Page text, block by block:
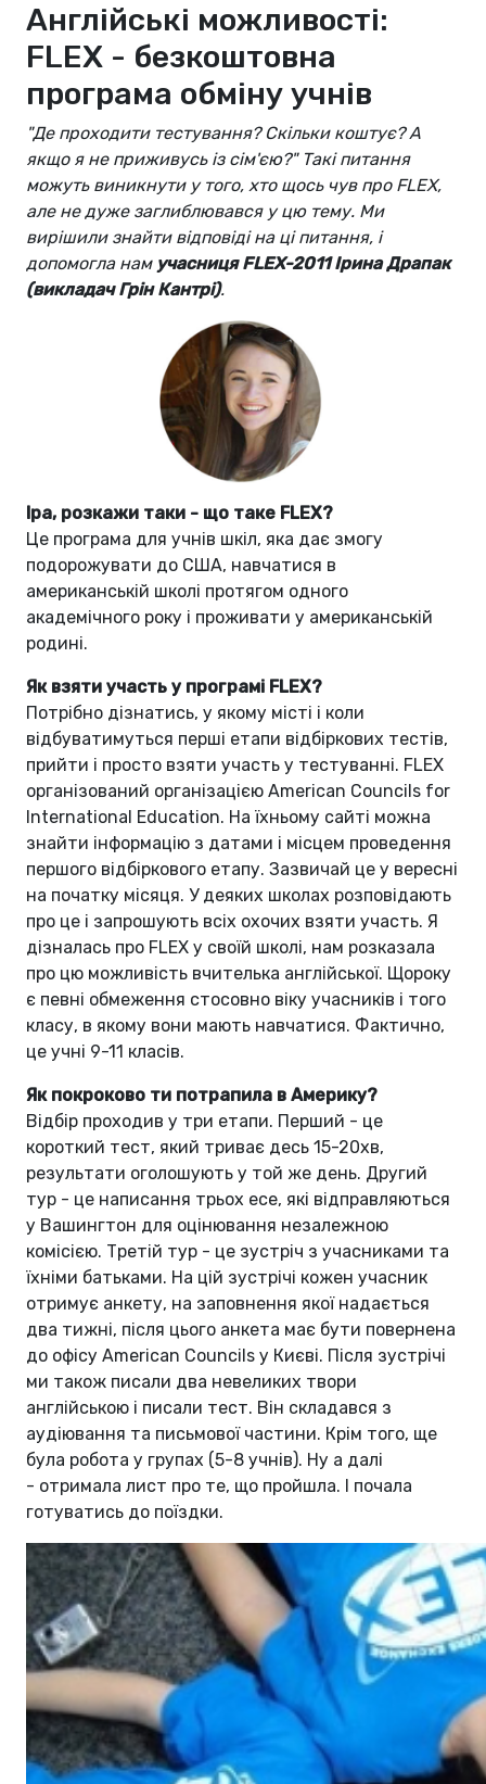
Англійські можливості:
FLEX - безкоштовна
програма обміну учнів
"Де проходити тестування? Скільки коштує? А
якщо я не приживусь із сім'єю?" Такі питання
можуть виникнути у того, хто щось чув про FLEX,
але не дуже заглиблювався у цю тему. Ми
вирішили знайти відповіді на ці питання, і
допомогла нам учасниця FLEX-2011 Ірина Драпак
(викладач Грін Кантрі).
Іра, розкажи таки - що таке FLEX?
Це програма для учнів шкіл, яка дає змогу
подорожувати до США, навчатися в
американській школі протягом одного
академічного року і проживати у американській
родині.
Як взяти участь у програмі FLEX?
Потрібно дізнатись, у якому місті і коли
відбуватимуться перші етапи відбіркових тестів,
прийти і просто взяти участь у тестуванні. FLEX
організований організацією American Councils for
International Education. На їхньому сайті можна
знайти інформацію з датами і місцем проведення
першого відбіркового етапу. Зазвичай це у вересні
на початку місяця. У деяких школах розповідають
про це і запрошують всіх охочих взяти участь. Я
дізналась про FLEX у своїй школі, нам розказала
про цю можливість вчителька англійської. Щороку
є певні обмеження стосовно віку учасників і того
класу, в якому вони мають навчатися. Фактично,
це учні 9-11 класів.
Як покроково ти потрапила в Америку?
Відбір проходив у три етапи. Перший - це
короткий тест, який триває десь 15-20хв,
результати оголошують у той же день. Другий
тур - це написання трьох есе, які відправляються
у Вашингтон для оцінювання незалежною
комісією. Третій тур - це зустріч з учасниками та
їхніми батьками. На цій зустрічі кожен учасник
отримує анкету, на заповнення якої надається
два тижні, після цього анкета має бути повернена
до офісу American Councils у Києві. Після зустрічі
ми також писали два невеликих твори
англійською і писали тест. Він складався з
аудіювання та письмової частини. Крім того, ще
була робота у групах (5-8 учнів). Ну а далі
- отримала лист про те, що пройшла. І почала
готуватись до поїздки.